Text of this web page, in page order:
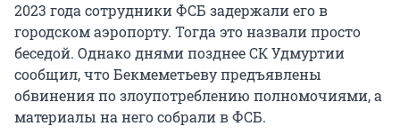
2023 года сотрудники ФСБ задержали его в
городском аэропорту. Тогда это назвали просто
беседой. Однако днями позднее СК Удмуртии
сообщил, что Бекмеметьеву предъявлены
обвинения по злоупотреблению полномочиями, а
материалы на него собрали в ФСБ.